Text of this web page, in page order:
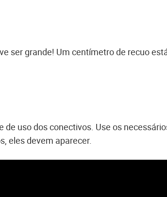
ser grande! Um centímetro de recuo
uso dos conectivos. Use os
eles devem aparecer.